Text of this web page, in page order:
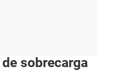
sobrecarga